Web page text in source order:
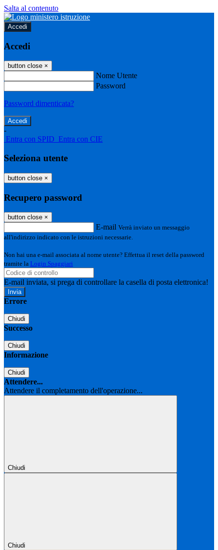
Salta al contenuto
Accedi
Accedi
button close ×
Nome Utente
Password
Password dimenticata?
-
Entra con SPID Entra con CIE
Seleziona utente
button close ×
Recupero password
button close ×
E-mail Verrà inviato un messaggio
all'indirizzo indicato con le istruzioni necessarie.
Non hai una e-mail associata al nome utente? Effettua il reset della password
tramite la Login Spaggiari
E-mail inviata, si prega di controllare la casella di posta elettronica!
Errore
Chiudi
Successo
Chiudi
Informazione
Chiudi
Attendere...
Attendere il completamento dell'operazione...
Chiudi
Chiudi